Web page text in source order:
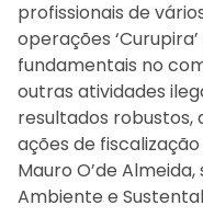
profissionais de
operações
fundamentais no
outras atividades
resultados robustos,
ações de
Mauro O’de
Ambiente e